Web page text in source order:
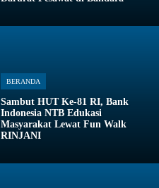
BERANDA
Sambut HUT Ke-81 RI, Bank
Indonesia NTB Edukasi
Masyarakat Lewat Fun Walk
RINJANI